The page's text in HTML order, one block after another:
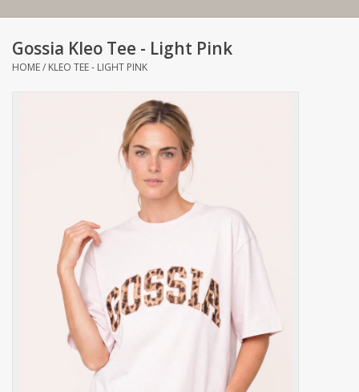
SALE
Merken
Gossia Kleo Tee - Light Pink
HOME/ KLEO TEE - LIGHT PINK